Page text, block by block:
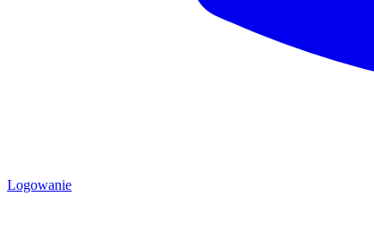
Logowanie